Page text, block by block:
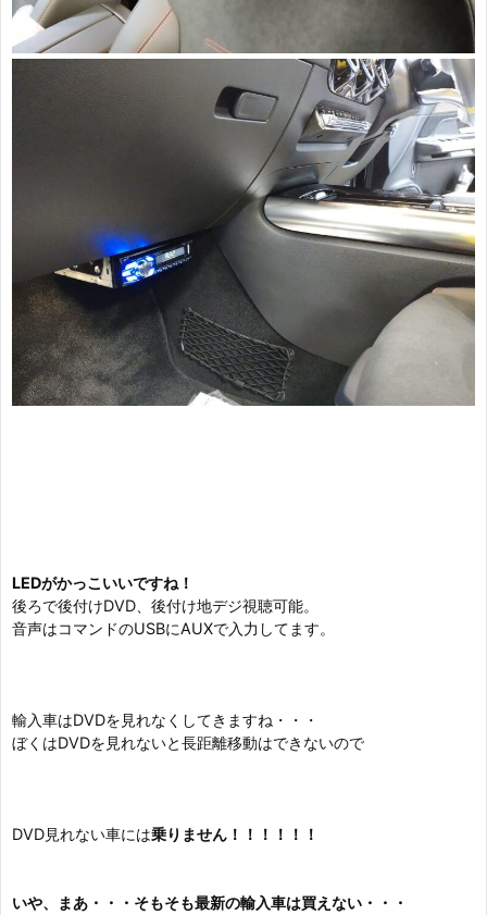
LEDがかっこいいですね！
後ろで後付けDVD、後付け地デジ視聴可能。
音声はコマンドのUSBにAUXで入力してます。
輸入車はDVDを見れなくしてきますね・・・
ぼくはDVDを見れないと長距離移動はできないので
DVD見れない車には乗りません！！！！！！
いや、まあ・・・そもそも最新の輸入車は買えない・・・